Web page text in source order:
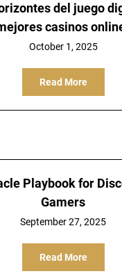
del juego
casinos
October 1, 2025
Read More
Playbook for
Gamers
September 27, 2025
Read More